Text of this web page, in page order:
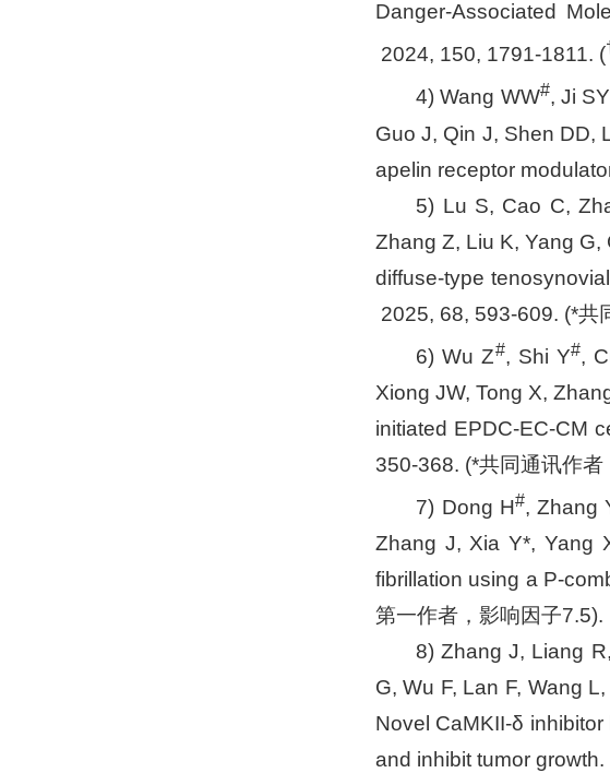
Danger-Associated
2024, 150, 1791-1811. (
4) Wang WW#, Ji SY
Guo J, Qin J, Shen DD,
apelin receptor
5) Lu S, Cao C,
Zhang Z, Liu K, Yang
diffuse-type
2025, 68, 593-609. (*共
6) Wu Z#, Shi Y#,
Xiong JW, Tong X,
initiated EPDC-EC-CM
350-368. (*共同通讯作
7) Dong H#, Zhang
Zhang J, Xia Y*, Yang
fibrillation using a P-
第一作者，影响因子7.5).
8) Zhang J, Liang
G, Wu F, Lan F, Wang
Novel CaMKII-δ
and inhibit tumor